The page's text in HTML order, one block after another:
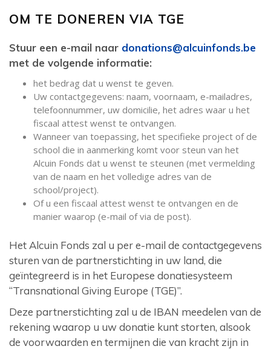
OM TE DONEREN VIA TGE
Stuur een e-mail naar donations@alcuinfonds.be
met de volgende informatie:
het bedrag dat u wenst te geven.
Uw contactgegevens: naam, voornaam, e-mailadres,
telefoonnummer, uw domicilie, het adres waar u het
fiscaal attest wenst te ontvangen.
Wanneer van toepassing, het specifieke project of de
school die in aanmerking komt voor steun van het
Alcuin Fonds dat u wenst te steunen (met vermelding
van de naam en het volledige adres van de
school/project).
Of u een fiscaal attest wenst te ontvangen en de
manier waarop (e-mail of via de post).
Het Alcuin Fonds zal u per e-mail de contactgegevens
sturen van de partnerstichting in uw land, die
geïntegreerd is in het Europese donatiesysteem
“Transnational Giving Europe (TGE)”.
Deze partnerstichting zal u de IBAN meedelen van de
rekening waarop u uw donatie kunt storten, alsook
de voorwaarden en termijnen die van kracht zijn in